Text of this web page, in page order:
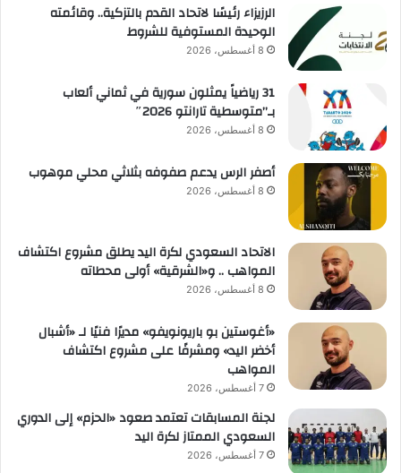
الرزيزاء رئيسًا لاتحاد القدم بالتزكية.. وقائمته
الوحيدة المستوفية للشروط
8 أغسطس، 2026
31 رياضياً يمثلون سورية في ثماني ألعاب
بـ”متوسطية تارانتو 2026″
8 أغسطس، 2026
أصفر الرس يدعم صفوفه بثلاثي محلي موهوب
8 أغسطس، 2026
الاتحاد السعودي لكرة اليد يطلق مشروع اكتشاف
المواهب .. و«الشرقية» أولى محطاته
8 أغسطس، 2026
«أغوستين بو باريونويفو» مديرًا فنيًا لـ «أشبال
أخضر اليد» ومشرفًا على مشروع اكتشاف
المواهب
7 أغسطس، 2026
لجنة المسابقات تعتمد صعود «الحزم» إلى الدوري
السعودي الممتاز لكرة اليد
7 أغسطس، 2026